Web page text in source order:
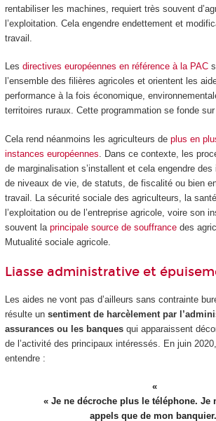
rentabiliser les machines, requiert très souvent
l’exploitation. Cela engendre endettement et
travail.
Les directives européennes en référence à la PAC
l’ensemble des filières agricoles et orientent les
performance à la fois économique,
territoires ruraux. Cette programmation se fonde
Cela rend néanmoins les agriculteurs de plus en
instances européennes . Dans ce contexte, les
de marginalisation s’installent et cela engendre des
de niveaux de vie, de statuts, de fiscalité ou bien
travail. La sécurité sociale des agriculteurs, la
l’exploitation ou de l’entreprise agricole, voire son
souvent la principale source de souffrancedes
Mutualité sociale agricole.
Liasse administrative et
Les aides ne vont pas d’ailleurs sans contrainte
résulte un sentiment de harcèlement par
assurances ou les banquesqui apparaissent
de l’activité des principaux intéressés. En juin
entendre :
« Je ne décroche plus le téléphone. Je
appels que de mon